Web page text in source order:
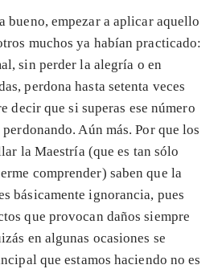
bueno, empezar a aplicar aquello
muchos ya habían practicado:
sin perder la alegría o en
perdona hasta setenta veces
decir que si superas ese número
Aún más. Por que los
la Maestría (que es tan sólo
comprender) saben que la
básicamente ignorancia, pues
que provocan daños siempre
en algunas ocasiones se
que estamos haciendo no es